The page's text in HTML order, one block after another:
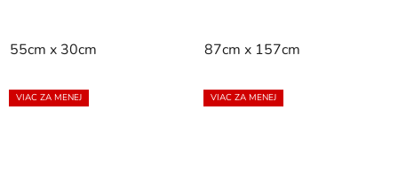
55cm x 30cm 87cm x 157cm
VIAC ZA MENEJ VIAC ZA MENEJ